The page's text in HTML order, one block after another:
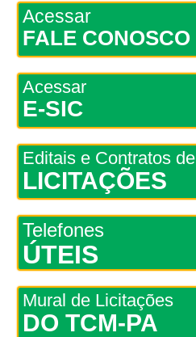
Acessar
FALE CONOSCO
Acessar
E-SIC
Editais e Contratos de
LICITAÇÕES
Telefones
ÚTEIS
Mural de Licitações
DO TCM-PA